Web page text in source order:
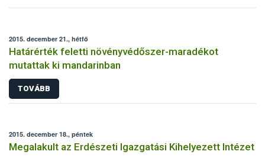
2015. december 21., hétfő
Határérték feletti növényvédőszer-maradékot
mutattak ki mandarinban
TOVÁBB
2015. december 18., péntek
Megalakult az Erdészeti Igazgatási Kihelyezett Intézet